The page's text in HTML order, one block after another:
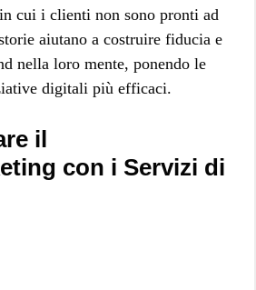
cui i clienti non sono pronti ad
aiutano a costruire fiducia e
nella loro mente, ponendo le
digitali più efficaci.
il
con i Servizi di